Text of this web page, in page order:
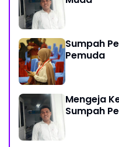
Sumpah
Pemuda
Mengeja
Sumpah